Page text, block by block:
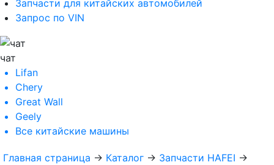
Запчасти для китайских автомобилей
Запрос по VIN
чат
Lifan
Chery
Great Wall
Geely
Все китайские машины
Главная страница → Каталог → Запчасти HAFEI →